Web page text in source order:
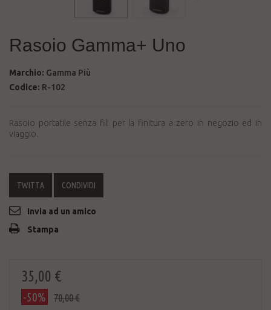
Rasoio Gamma+ Uno
Marchio: Gamma Più
Codice: R-102
Rasoio portatile senza fili per la finitura a zero in negozio ed in
viaggio.
TWITTA CONDIVIDI
Invia ad un amico
Stampa
35,00 €
-50% 70,00 €